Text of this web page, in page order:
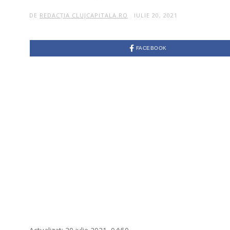
DE REDACȚIA CLUJCAPITALA.RO IULIE 20, 2021
FACEBOOK